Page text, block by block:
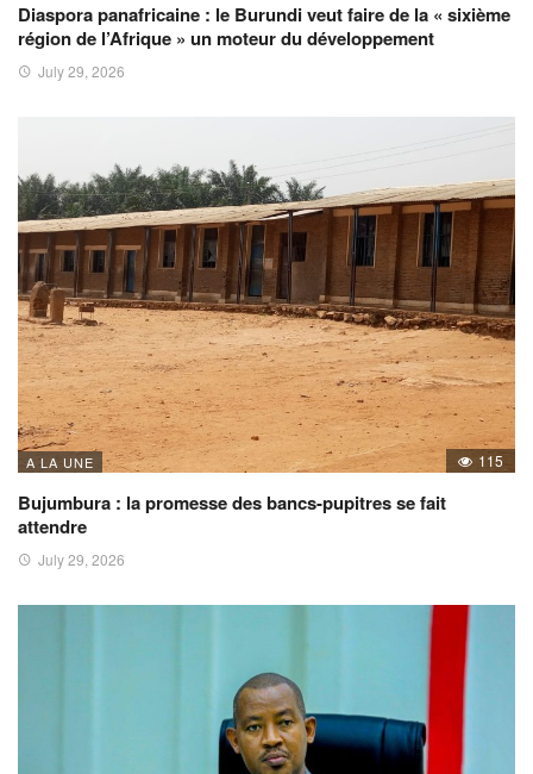
Diaspora panafricaine : le Burundi veut faire de la « sixième
région de l’Afrique » un moteur du développement
July 29, 2026
A LA UNE 115
Bujumbura : la promesse des bancs-pupitres se fait
attendre
July 29, 2026